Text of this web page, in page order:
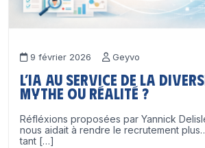
9 février 2026 Geyvo
L’IA au service de la
mythe ou réalité ?
Réfléxions proposées par Yannick
nous aidait à rendre le recrutement
tant […]